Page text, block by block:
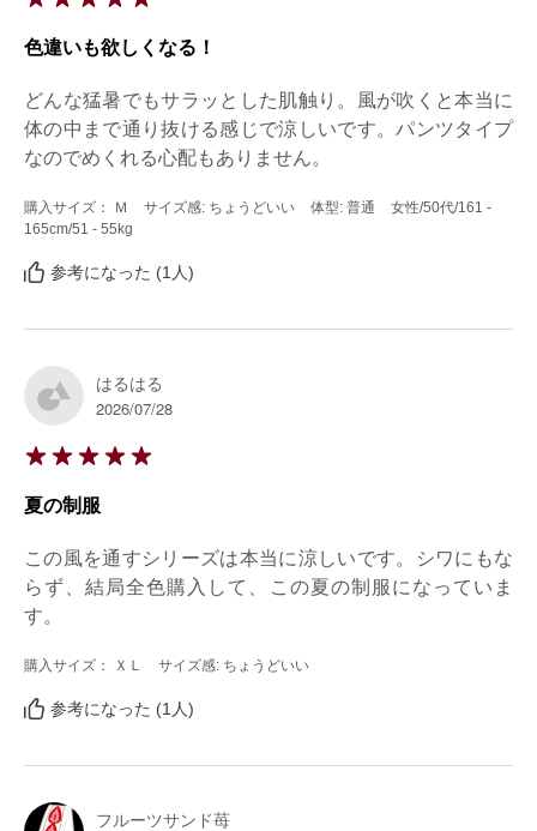
色違いも欲しくなる！
どんな猛暑でもサラッとした肌触り。風が吹くと本当に
体の中まで通り抜ける感じで涼しいです。パンツタイプ
なのでめくれる心配もありません。
購入サイズ： Ｍ サイズ感: ちょうどいい 体型: 普通 女性/50代/161 -
165cm/51 - 55kg
参考になった (1人)
はるはる
2026/07/28
夏の制服
この風を通すシリーズは本当に涼しいです。シワにもな
らず、結局全色購入して、この夏の制服になっていま
す。
購入サイズ： ＸＬ サイズ感: ちょうどいい
参考になった (1人)
フルーツサンド苺